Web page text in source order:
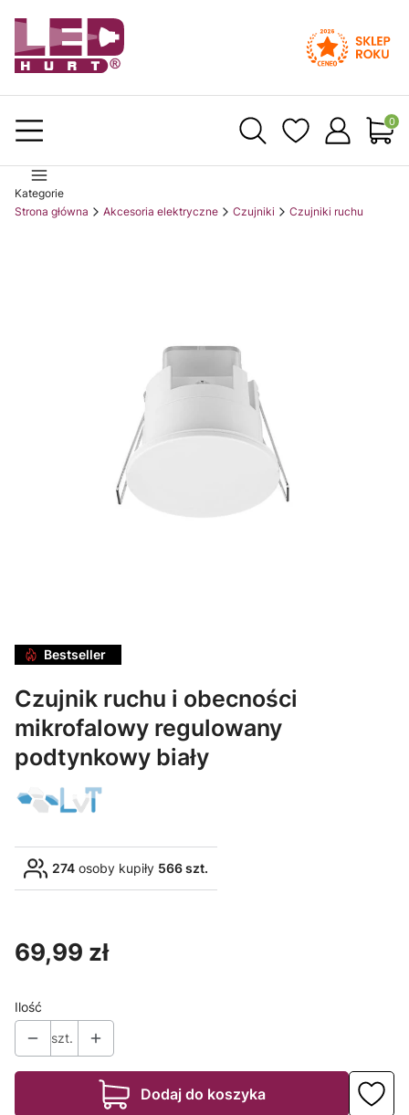
Kategorie
Strona główna
Akcesoria elektryczne Czujniki Czujniki ruchu
Bestseller
Czujnik ruchu i obecności
mikrofalowy regulowany
podtynkowy biały
274 osoby kupiły 566 szt.
Cena
69,99 zł
Ilość
szt.
Dodaj do koszyka